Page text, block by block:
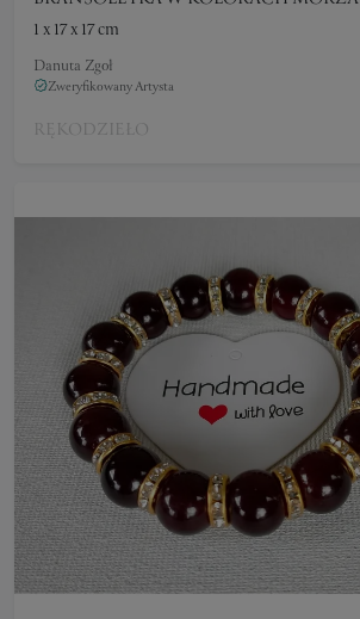
1 x 17 x 17 cm
Danuta Zgoł
Zweryfikowany Artysta
RĘKODZIEŁO